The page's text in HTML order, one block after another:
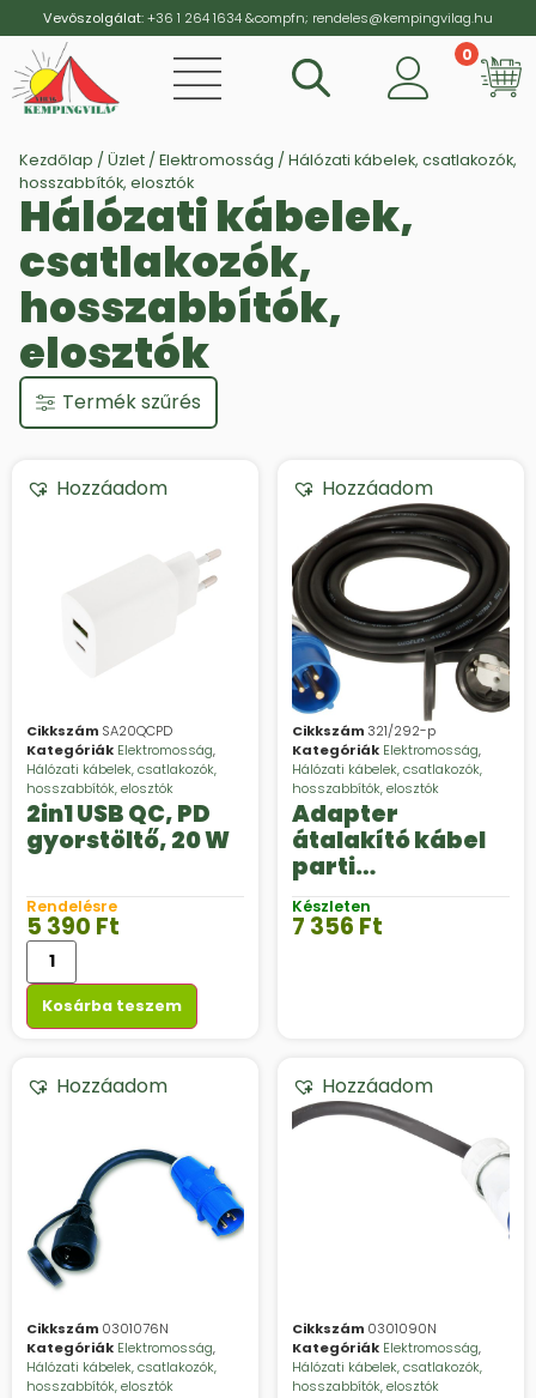
Vevőszolgálat:+36 1 264 1634&compfn; rendeles@kempingvilag.hu
0
Kezdőlap / Üzlet / Elektromosság / Hálózati kábelek, csatlakozók,
hosszabbítók, elosztók
Hálózati kábelek,
csatlakozók,
hosszabbítók,
elosztók
Termék szűrés
Hozzáadom
Cikkszám SA20QCPD
Kategóriák Elektromosság,
Hálózati kábelek, csatlakozók,
hosszabbítók, elosztók
2in1 USB QC, PD
gyorstöltő, 20 W
Rendelésre
5 390 Ft
Kosárba teszem
Hozzáadom
Cikkszám 321/292-p
Kategóriák Elektromosság,
Hálózati kábelek, csatlakozók,
hosszabbítók, elosztók
Adapter
átalakító kábel
parti
áramcsatlakozá
shoz
Készleten
7 356 Ft
Hozzáadom
Cikkszám 0301076N
Kategóriák Elektromosság,
Hálózati kábelek, csatlakozók,
hosszabbítók, elosztók
Hozzáadom
Cikkszám 0301090N
Kategóriák Elektromosság,
Hálózati kábelek, csatlakozók,
hosszabbítók, elosztók